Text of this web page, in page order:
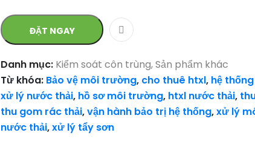
ĐẶT NGAY
Danh mục: Kiểm soát côn trùng,Sản phẩm khác
Từ khóa: Bảo vệ môi trường, cho thuê htxl, hệ
xử lý nước thải, hồ sơ môi trường, htxl nước thải,
thu gom rác thải,vận hành bảo trị hệ thống,xử lý
nước thải,xử lý tẩy sơn